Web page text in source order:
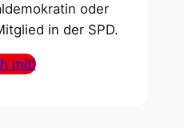
oder
in der SPD.
mit!